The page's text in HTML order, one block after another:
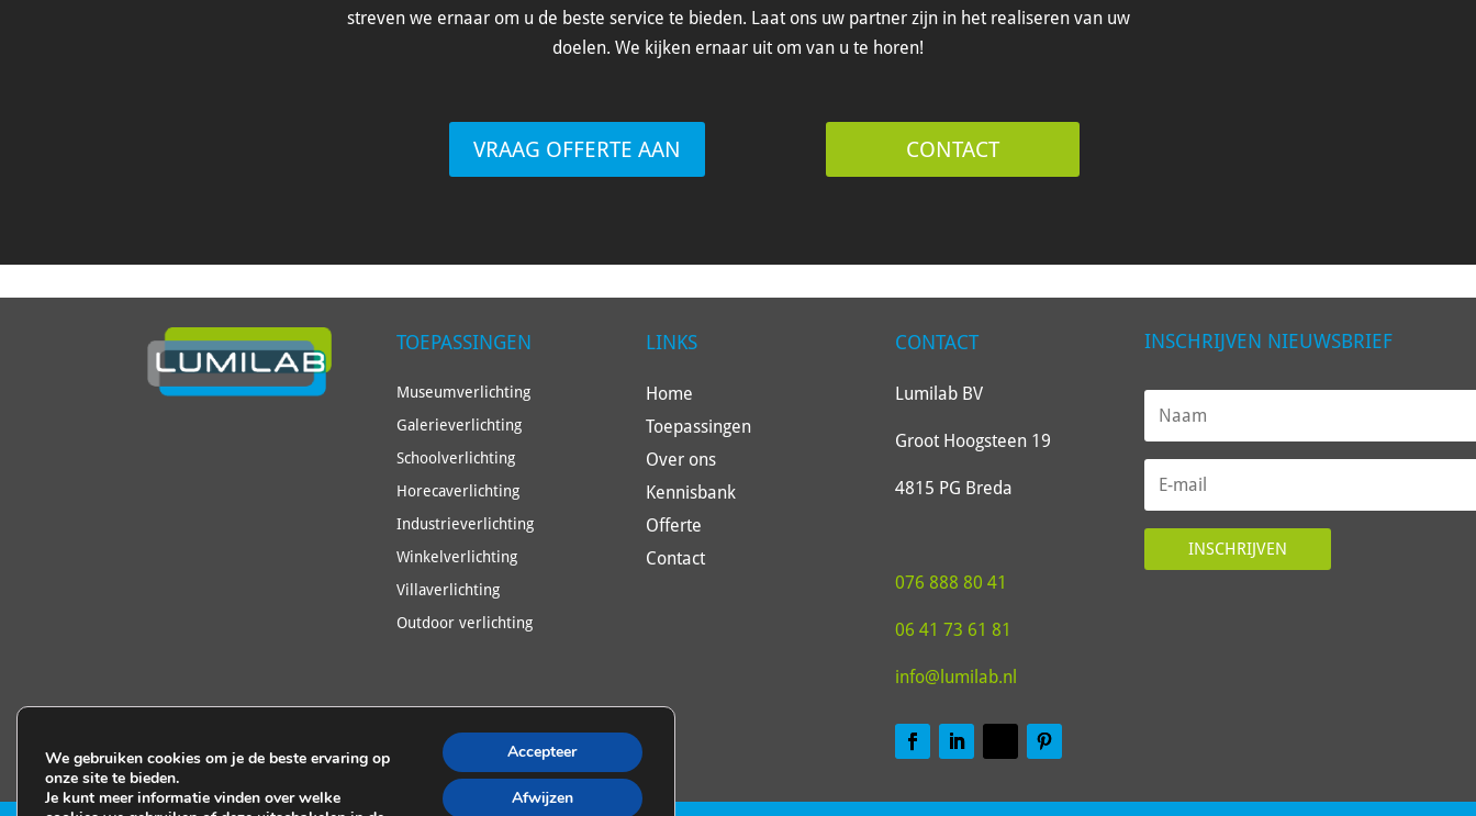
streven we ernaar om u de beste service te bieden. Laat ons uw partner zijn in het realiseren van uw
doelen. We kijken ernaar uit om van u te horen!
VRAAG OFFERTE AAN CONTACT
TOEPASSINGEN
Museumverlichting
Galerieverlichting
Schoolverlichting
Horecaverlichting
Industrieverlichting
Winkelverlichting
Villaverlichting
Outdoor verlichting
LINKS
Home
Toepassingen
Over ons
Kennisbank
Offerte
Contact
CONTACT
Lumilab BV
Groot Hoogsteen 19
4815 PG Breda
076 888 80 41
06 41 73 61 81
info@lumilab.nl
INSCHRIJVEN NIEUWSBRIEF
INSCHRIJVEN
We gebruiken cookies om je de beste ervaring op
onze site te bieden.
Je kunt meer informatie vinden over welke
Accepteer
Afwijzen